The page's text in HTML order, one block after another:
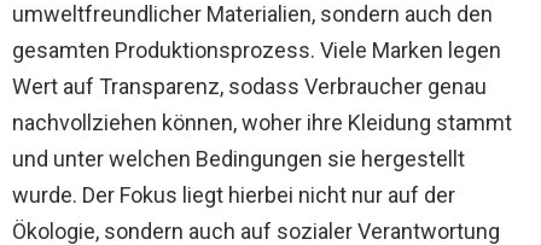
umweltfreundlicher Materialien, sondern auch den
gesamten Produktionsprozess. Viele Marken legen
Wert auf Transparenz, sodass Verbraucher genau
nachvollziehen können, woher ihre Kleidung stammt
und unter welchen Bedingungen sie hergestellt
wurde. Der Fokus liegt hierbei nicht nur auf der
Ökologie, sondern auch auf sozialer Verantwortung